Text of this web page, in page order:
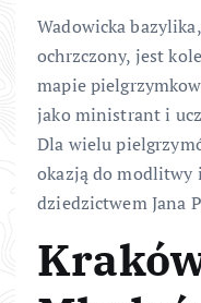
Wadowicka
ochrzczony, jest
mapie
jako ministrant i
Dla wielu
okazją do modlitwy
dziedzictwem Jana